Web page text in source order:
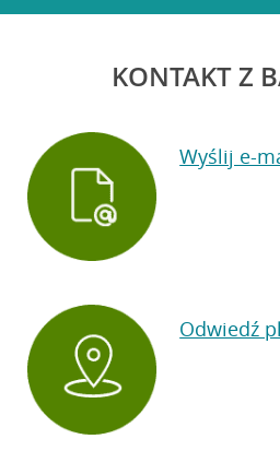
KONTAKT Z
Wyślij e-
Odwiedź